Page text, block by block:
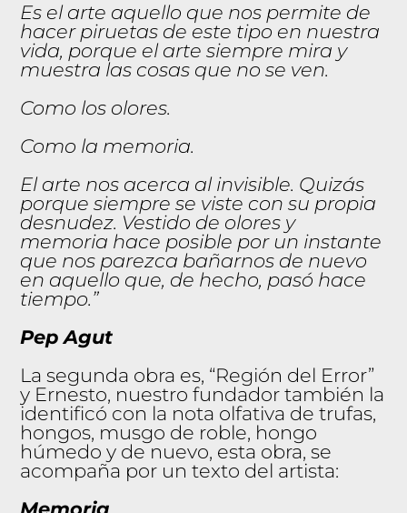
Es el arte aquello que nos permite de
hacer piruetas de este tipo en nuestra
vida, porque el arte siempre mira y
muestra las cosas que no se ven.
Como los olores.
Como la memoria.
El arte nos acerca al invisible. Quizás
porque siempre se viste con su propia
desnudez. Vestido de olores y
memoria hace posible por un instante
que nos parezca bañarnos de nuevo
en aquello que, de hecho, pasó hace
tiempo.”
Pep Agut
La segunda obra es, “Región del Error”
y Ernesto, nuestro fundador también la
identificó con la nota olfativa de trufas,
hongos, musgo de roble, hongo
húmedo y de nuevo, esta obra, se
acompaña por un texto del artista: